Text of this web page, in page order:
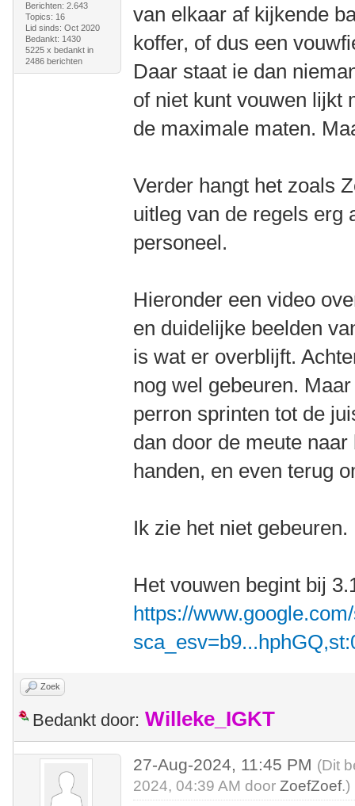
Berichten: 2.643
Topics: 16
Lid sinds: Oct 2020
Bedankt: 1430
5225 x bedankt in
2486 berichten
van elkaar af kijkende
koffer, of dus een
Daar staat ie dan
of niet kunt vouwen lijkt
de maximale maten.
Verder hangt het zoals
uitleg van de regels erg
personeel.
Hieronder een video
en duidelijke beelden
is wat er overblijft.
nog wel gebeuren.
perron sprinten tot de
dan door de meute
handen, en even terug
Ik zie het niet gebeuren.
Het vouwen begint bij
https://
Zoek
Bedankt door: Willeke_IGKT
27-Aug-2024, 11:45 PM (Dit
2024, 04:39 AM doorZoefZoef.)